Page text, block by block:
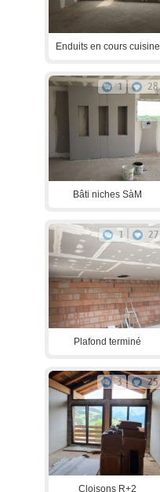
Enduits en cours cuisine
1 28
Bâti niches SàM
1 27
Plafond terminé
3 25
Cloisons R+2